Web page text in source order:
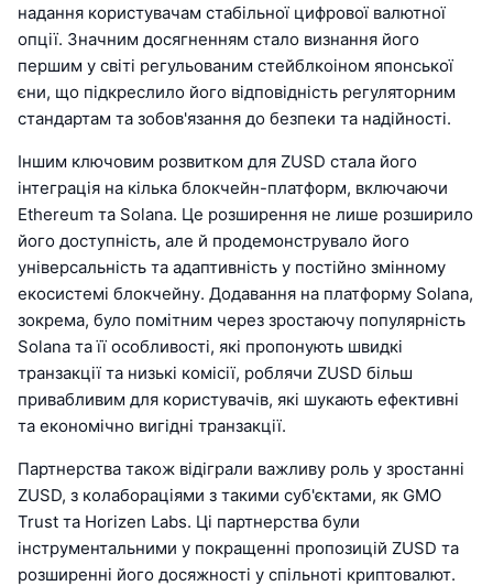
надання користувачам стабільної цифрової валютної
опції. Значним досягненням стало визнання його
першим у світі регульованим стейблкоіном японської
єни, що підкреслило його відповідність регуляторним
стандартам та зобов'язання до безпеки та надійності.
Іншим ключовим розвитком для ZUSD стала його
інтеграція на кілька блокчейн-платформ, включаючи
Ethereum та Solana. Це розширення не лише розширило
його доступність, але й продемонструвало його
універсальність та адаптивність у постійно змінному
екосистемі блокчейну. Додавання на платформу Solana,
зокрема, було помітним через зростаючу популярність
Solana та її особливості, які пропонують швидкі
транзакції та низькі комісії, роблячи ZUSD більш
привабливим для користувачів, які шукають ефективні
та економічно вигідні транзакції.
Партнерства також відіграли важливу роль у зростанні
ZUSD, з колабораціями з такими суб'єктами, як GMO
Trust та Horizen Labs. Ці партнерства були
інструментальними у покращенні пропозицій ZUSD та
розширенні його досяжності у спільноті криптовалют.